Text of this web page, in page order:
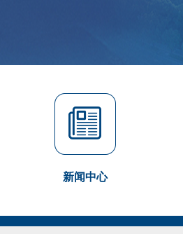
新闻中心